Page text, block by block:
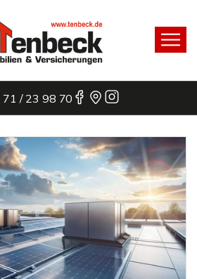
71 / 23 98 70